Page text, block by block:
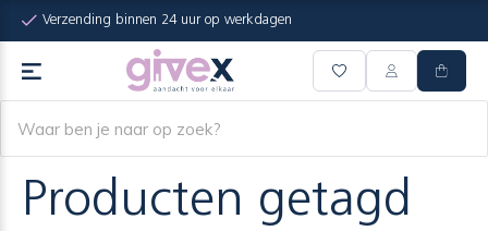
Verzending binnen 24 uur op werkdagen
Producten getagd